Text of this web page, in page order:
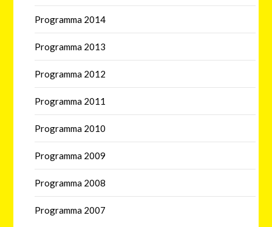
Programma 2014
Programma 2013
Programma 2012
Programma 2011
Programma 2010
Programma 2009
Programma 2008
Programma 2007